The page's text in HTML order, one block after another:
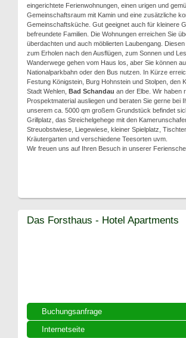
eingerichtete Ferienwohnungen, einen urigen und
Gemeinschaftsraum mit Kamin und eine zusätzliche
Gemeinschaftsküche. Gut geeignet auch für kleinere
befreundete Familien. Die Wohnungen erreichen Sie
überdachten und auch möblierten Laubengang.
zum Erholen nach den Ausflügen, zum Sonnen und
Wanderwege gehen vom Haus los, aber Sie können
Nationalparkbahn oder den Bus nutzen. In Kürze
Festung Königstein, Burg Hohnstein und Stolpen, den
Stadt Wehlen, Bad Schandau an der Elbe. Wir haben
Prospektmaterial ausliegen und beraten Sie gerne bei
unserem ca. 5000 qm großem Grundstück befindet
Grillplatz, das Streichelgehege mit den
Streuobstwiese, Liegewiese, kleiner Spielplatz,
Kräutergarten und verschiedene Teesorten uvm.
Wir freuen uns auf Ihren Besuch in unserer
Buchungsanfrage
Internetseite
Das Forsthaus - Hotel Apartments